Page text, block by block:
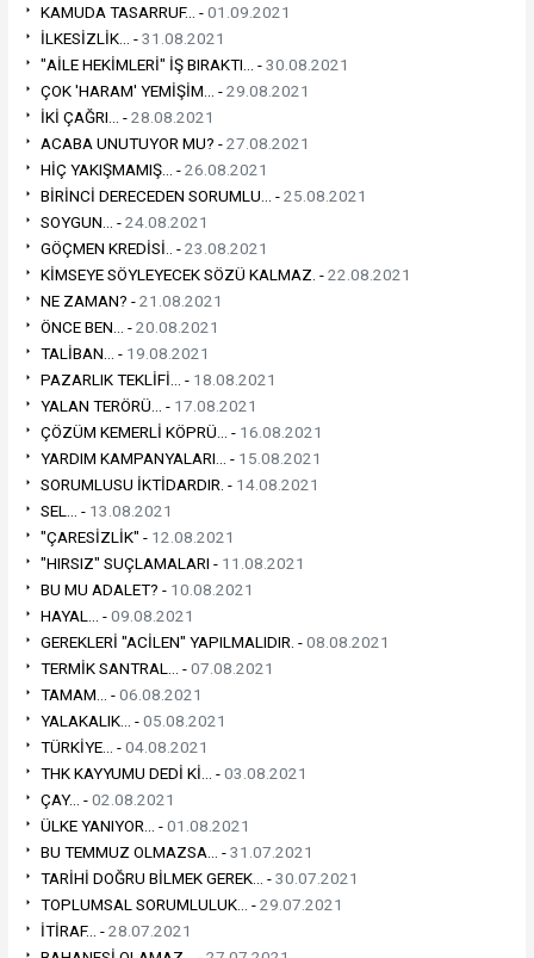
KAMUDA TASARRUF... -01.09.2021
İLKESİZLİK... -31.08.2021
"AİLE HEKİMLERİ" İŞ BIRAKTI... -30.08.2021
ÇOK 'HARAM' YEMİŞİM... -29.08.2021
İKİ ÇAĞRI... -28.08.2021
ACABA UNUTUYOR MU? -27.08.2021
HİÇ YAKIŞMAMIŞ... -26.08.2021
BİRİNCİ DERECEDEN SORUMLU... -25.08.2021
SOYGUN... -24.08.2021
GÖÇMEN KREDİSİ.. -23.08.2021
KİMSEYE SÖYLEYECEK SÖZÜ KALMAZ. -22.08.2021
NE ZAMAN? -21.08.2021
ÖNCE BEN... -20.08.2021
TALİBAN... - 19.08.2021
PAZARLIK TEKLİFİ... - 18.08.2021
YALAN TERÖRÜ... - 17.08.2021
ÇÖZÜM KEMERLİ KÖPRÜ... - 16.08.2021
YARDIM KAMPANYALARI... - 15.08.2021
SORUMLUSU İKTİDARDIR. - 14.08.2021
SEL... - 13.08.2021
"ÇARESİZLİK" - 12.08.2021
"HIRSIZ" SUÇLAMALARI - 11.08.2021
BU MU ADALET? - 10.08.2021
HAYAL... -09.08.2021
GEREKLERİ "ACİLEN" YAPILMALIDIR. -08.08.2021
TERMİK SANTRAL... -07.08.2021
TAMAM... -06.08.2021
YALAKALIK... -05.08.2021
TÜRKİYE... -04.08.2021
THK KAYYUMU DEDİ Kİ... -03.08.2021
ÇAY... -02.08.2021
ÜLKE YANIYOR... -01.08.2021
BU TEMMUZ OLMAZSA... -31.07.2021
TARİHİ DOĞRU BİLMEK GEREK... -30.07.2021
TOPLUMSAL SORUMLULUK... -29.07.2021
İTİRAF... -28.07.2021